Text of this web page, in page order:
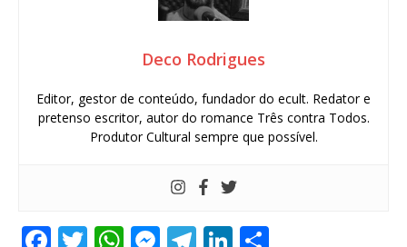
Deco Rodrigues
Editor, gestor de conteúdo, fundador do ecult. Redator e
pretenso escritor, autor do romance Três contra Todos.
Produtor Cultural sempre que possível.